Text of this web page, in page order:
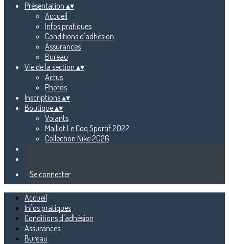
Présentation ▴▾
Accueil
Infos pratiques
Conditions d'adhésion
Assurances
Bureau
Vie de la section ▴▾
Actus
Photos
Inscriptions▴▾
Boutique▴▾
Volants
Maillot Le Coq Sportif 2022
Collection Nike 2026
Se connecter
Accueil
Infos pratiques
Conditions d'adhésion
Assurances
Bureau